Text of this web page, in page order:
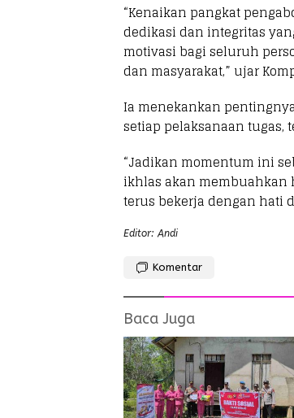
“Kenaikan pangkat
dedikasi dan integritas
motivasi bagi seluruh
dan masyarakat,” ujar
Ia menekankan
setiap pelaksanaan tugas,
“Jadikan momentum ini
ikhlas akan membuahkan
terus bekerja dengan hati
Editor: Andi
Komentar
Baca Juga